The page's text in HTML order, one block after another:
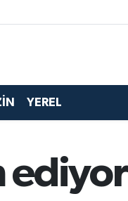
YEREL
ediyor